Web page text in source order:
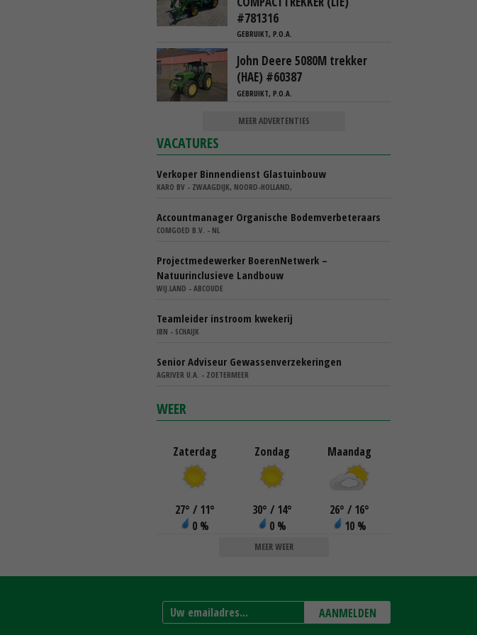
#781316
GEBRUIKT, P.O.A.
John Deere 5080M trekker
(HAE) #60387
GEBRUIKT, P.O.A.
MEER ADVERTENTIES
VACATURES
Verkoper Binnendienst Glastuinbouw
KARO BV - ZWAAGDIJK, NOORD-HOLLAND,
Accountmanager Organische Bodemverbeteraars
COMGOED B.V. - NL
Projectmedewerker BoerenNetwerk –
Natuurinclusieve Landbouw
WIJ.LAND - ABCOUDE
Teamleider instroom kwekerij
IBN - SCHAIJK
Senior Adviseur Gewassenverzekeringen
AGRIVER U.A. - ZOETERMEER
WEER
Zaterdag
27° / 11°
0 %
Zondag
30° / 14°
0 %
Maandag
26° / 16°
10 %
MEER WEER
AANMELDEN